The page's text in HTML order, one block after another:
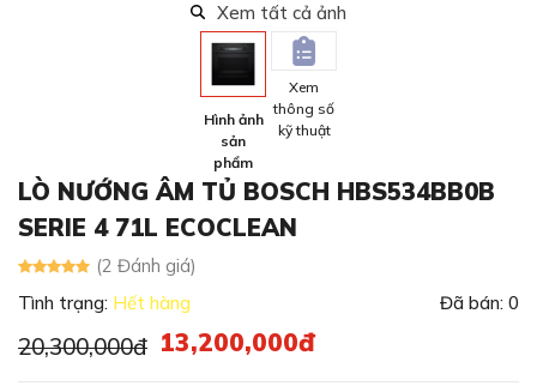
Xem tất cả ảnh
Hình ảnh
sản
phẩm
Xem
thông số
kỹ thuật
LÒ NƯỚNG ÂM TỦ BOSCH HBS534BB0B
SERIE 4 71L ECOCLEAN
(2 Đánh giá)
Tình trạng: Hết hàng Đã bán: 0
20,300,000đ 13,200,000đ